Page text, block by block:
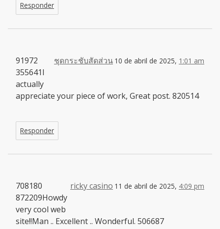
Responder
ชุดกระชับสัดส่วน 10 de abril de 2025, 1:01 am
91972
355641I
actually
appreciate your piece of work, Great post. 820514
Responder
ricky casino 11 de abril de 2025, 4:09 pm
708180
872209Howdy
very cool web
site!!Man .. Excellent .. Wonderful. 506687